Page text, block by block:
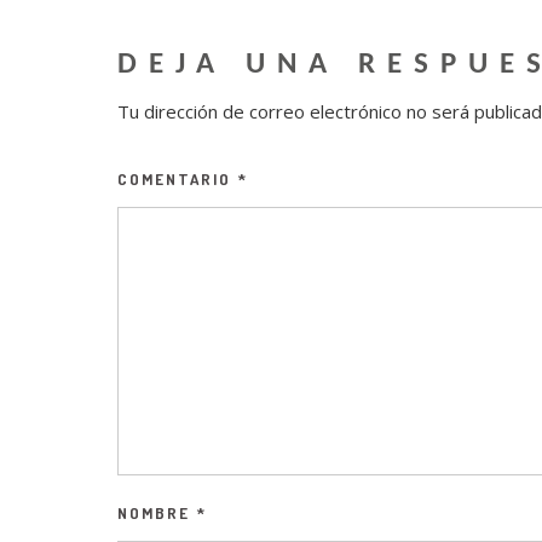
DEJA UNA
Tu dirección de correo electrónico no será
COMENTARIO *
NOMBRE *